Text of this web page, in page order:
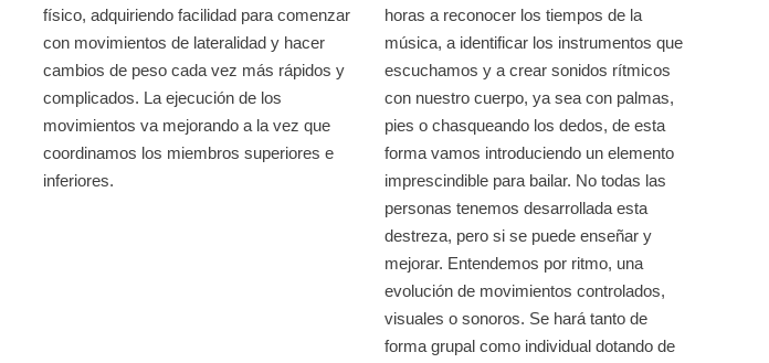
físico, adquiriendo facilidad para comenzar
con movimientos de lateralidad y hacer
cambios de peso cada vez más rápidos y
complicados. La ejecución de los
movimientos va mejorando a la vez que
coordinamos los miembros superiores e
inferiores.
horas a reconocer los tiempos de la
música, a identificar los instrumentos que
escuchamos y a crear sonidos rítmicos
con nuestro cuerpo, ya sea con palmas,
pies o chasqueando los dedos, de esta
forma vamos introduciendo un elemento
imprescindible para bailar. No todas las
personas tenemos desarrollada esta
destreza, pero si se puede enseñar y
mejorar. Entendemos por ritmo, una
evolución de movimientos controlados,
visuales o sonoros. Se hará tanto de
forma grupal como individual dotando de